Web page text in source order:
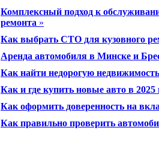
Комплексный подход к
ремонта »
Как выбрать СТО для кузовного
Аренда автомобиля в Минске и
Как найти недорогую
Как и где купить новые авто в
Как оформить доверенность на
Как правильно проверить